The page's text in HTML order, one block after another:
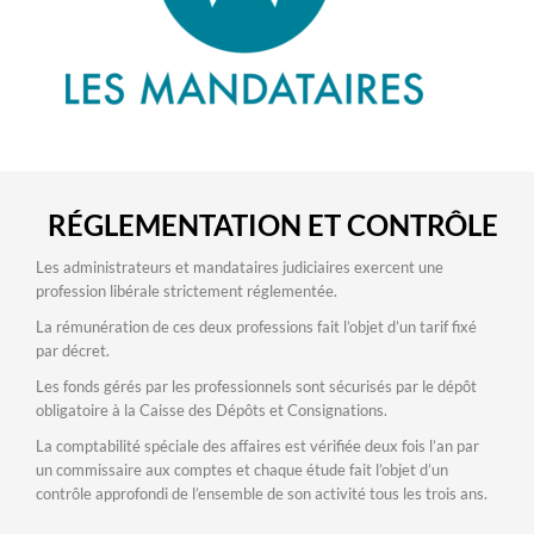
RÉGLEMENTATION ET CONTRÔLE
Les administrateurs et mandataires judiciaires exercent une
profession libérale strictement réglementée.
La rémunération de ces deux professions fait l’objet d’un tarif fixé
par décret.
Les fonds gérés par les professionnels sont sécurisés par le dépôt
obligatoire à la Caisse des Dépôts et Consignations.
La comptabilité spéciale des affaires est vérifiée deux fois l’an par
un commissaire aux comptes et chaque étude fait l’objet d’un
contrôle approfondi de l’ensemble de son activité tous les trois ans.